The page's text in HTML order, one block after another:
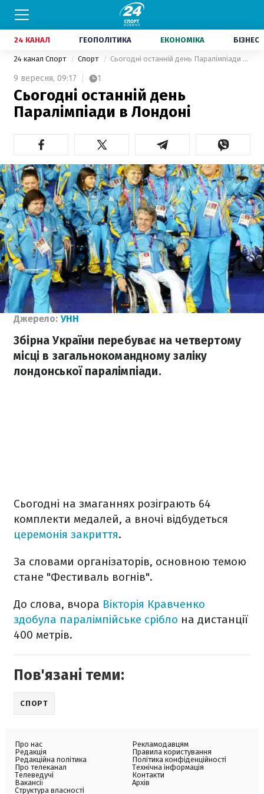
24 КАНАЛ ГЕОПОЛІТИКА ЕКОНОМІКА БІЗНЕС
24 канал Спорт Спорт Сьогодні останній день Паралімпіади в Лондоні
9 вересня, 09:17 1
Сьогодні останній день
Паралімпіади в Лондоні
Джерело: УНН
Збірна України перебуває на четвертому
місці в загальнокомандному заліку
лондонської паралімпіади.
Сьогодні на змаганнях розіграють 64
комплекти медалей, а вночі відбудеться
церемонія закриття.
За словами організаторів, основною темою
стане "Фестиваль вогнів".
До слова, вчора Вікторія Кравченко
здобула паралімпійське срібло на дистанції
400 метрів.
Пов'язані теми:
СПОРТ
Про нас
Редакція
Редакційна політика
Про телеканал
Телеведучі
Вакансії
Структура власності
Рекламодавцям
Правила користування
Політика конфіденційності
Технічна інформація
Контакти
Архів